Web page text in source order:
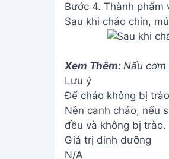
Bước 4. Thành phẩm
Sau khi cháo chín,
Xem Thêm: Nấu
Lưu ý
Để cháo không bị
Nên canh cháo, nếu
đều và không bị trào.
Giá trị dinh dưỡng
N/A